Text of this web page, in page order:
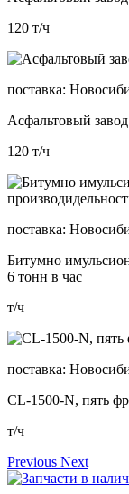
120 т/ч
поставка:
Асфальтовый
120 т/ч
поставка:
Битумно
6 тонн в час
т/ч
поставка:
CL-1500-N, пять
т/ч
Previous Next